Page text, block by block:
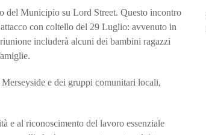
del Municipio su Lord Street. Questo incontro
con coltello del 29 Luglio: avvenuto in
includerà alcuni dei bambini ragazzi
e dei gruppi comunitari locali,
e al riconoscimento del lavoro essenziale